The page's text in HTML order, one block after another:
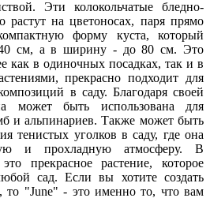
Эти колокольчатые бледно-
растут на цветоносах, паря прямо
форму куста, который
40 см, а в ширину - до 80 см. Это
как в одиночных посадках, так и в
прекрасно подходит для
в саду. Благодаря своей
может быть использована для
и альпинариев. Также может быть
тенистых уголков в саду, где она
и прохладную атмосферу. В
прекрасное растение, которое
сад. Если вы хотите создать
"June" - это именно то, что вам